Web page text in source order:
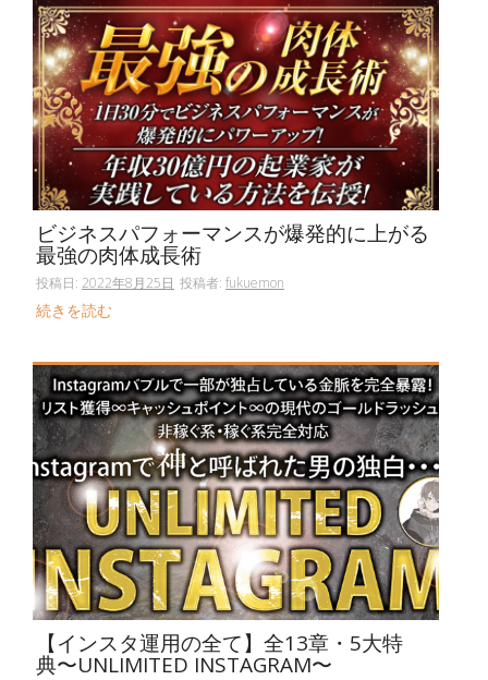
ビジネスパフォーマンスが爆発的に上がる
最強の肉体成長術
投稿日: 2022年8月25日 投稿者: fukuemon
続きを読む
【インスタ運用の全て】全13章・5大特
典〜UNLIMITED INSTAGRAM〜